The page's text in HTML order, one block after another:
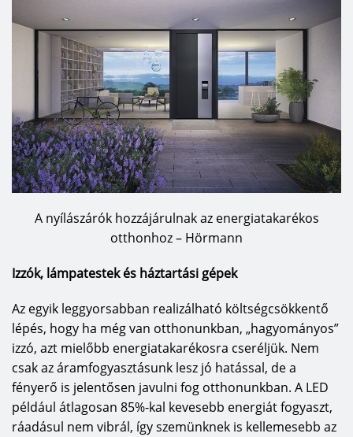
A nyílászárók hozzájárulnak az energiatakarékos
otthonhoz – Hörmann
Izzók, lámpatestek és háztartási gépek
Az egyik leggyorsabban realizálható költségcsökkentő
lépés, hogy ha még van otthonunkban, „hagyományos”
izzó, azt mielőbb energiatakarékosra cseréljük. Nem
csak az áramfogyasztásunk lesz jó hatással, de a
fényerő is jelentősen javulni fog otthonunkban. A LED
például átlagosan 85%-kal kevesebb energiát fogyaszt,
ráadásul nem vibrál, így szemünknek is kellemesebb az